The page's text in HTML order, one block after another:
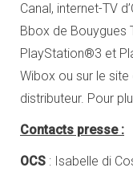
Canal, internet-TV
Bbox de Bouygues
PlayStation®3 et
Wibox ou sur le
distributeur. Pour
Contacts presse :
OCS : Isabelle di